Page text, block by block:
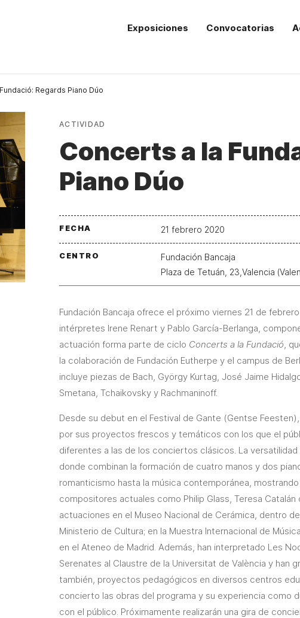
Exposiciones Convocatorias
Regards Piano Dúo
ACTIVIDAD
Concerts a la
Piano Dúo
FECHA 21 febrero 2020
CENTRO
Fundación Bancaja
Plaza de Tetuán, 23,Valencia
Fundación Bancaja ofrece el próximo viernes 21 de
intérpretes Irene Renart y Pablo García-Berlanga,
actuación forma parte de ciclo Concerts a la Fundació,
la colaboración de Fundación Eutherpe y el campus de
incluye piezas de Bach, György Kurtag, José Jaime
Smetana, Tchaikovsky y Rachmaninoff.
Desde su debut en el Festival de Gante (Gentse
por sus proyectos frescos y temáticos con los que el
diferentes a las de los conciertos clásicos. La
donde combinan la formación de cuatro manos y dos
romanticismo hasta la música contemporánea,
compositores actuales como Philip Glass, Teresa Catalán
actuaciones en el Museo Nacional de Cerámica, dentro
Ministerio de Cultura; en la Muestra Internacional de
en el Ateneo de Madrid. Además, han interpretado Les
Serenates al Claustre de la Universitat de València y han
también, proyectos pedagógicos en diversos centros
concierto las obras del programa y su experiencia como
con el público. Próximamente realizarán una gira de